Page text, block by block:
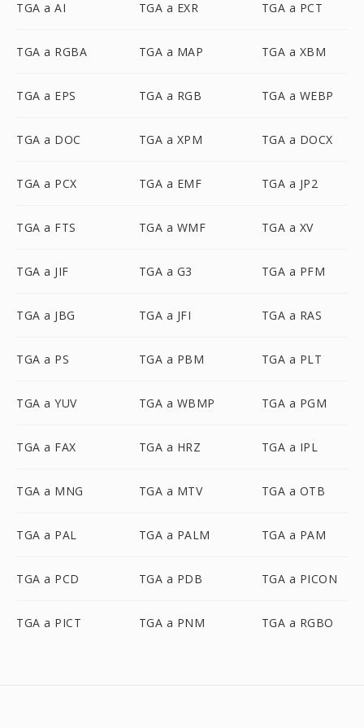
TGA a AI TGA a EXR TGA a PCT
TGA a RGBA TGA a MAP TGA a XBM
TGA a EPS TGA a RGB TGA a WEBP
TGA a DOC TGA a XPM TGA a DOCX
TGA a PCX TGA a EMF TGA a JP2
TGA a FTS TGA a WMF TGA a XV
TGA a JIF TGA a G3 TGA a PFM
TGA a JBG TGA a JFI TGA a RAS
TGA a PS TGA a PBM TGA a PLT
TGA a YUV TGA a WBMP TGA a PGM
TGA a FAX TGA a HRZ TGA a IPL
TGA a MNG TGA a MTV TGA a OTB
TGA a PAL TGA a PALM TGA a PAM
TGA a PCD TGA a PDB TGA a PICON
TGA a PICT TGA a PNM TGA a RGBO